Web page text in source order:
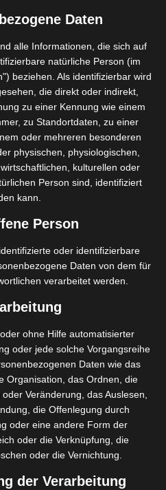
der Haut
und Akne vor
Daten
alle Informationen, die sich auf
natürliche Person (im
beziehen. Als identifizierbar wird
die direkt oder indirekt,
zu einer Kennung wie einem
zu Standortdaten, zu einer
oder mehreren besonderen
physischen, physiologischen,
kulturellen oder
Person sind, identifiziert
kann.
Person
oder identifizierbare
Daten von dem für
verarbeitet werden.
ohne Hilfe automatisierter
oder jede solche Vorgangsreihe
Daten wie das
Organisation, das Ordnen, die
Veränderung, das Auslesen,
die Offenlegung durch
oder eine andere Form der
oder die Verknüpfung, die
oder die Vernichtung.
der Verarbeitung